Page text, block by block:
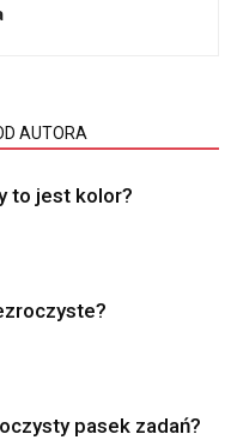
AUTORA
to jest kolor?
pasek zadań?